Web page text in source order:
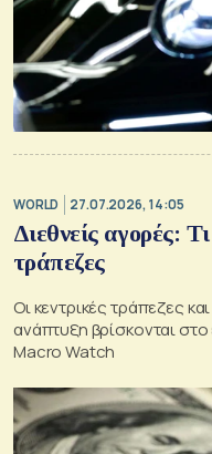
WORLD 27.07.2026, 14:05
Διεθνείς αγορές:
τράπεζες
Οι κεντρικές τράπεζες
ανάπτυξη βρίσκονται στο
Macro Watch